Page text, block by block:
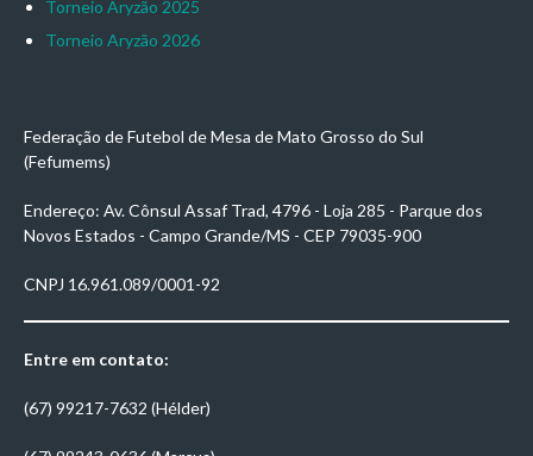
Torneio Aryzão 2025
Torneio Aryzão 2026
Federação de Futebol de Mesa de Mato Grosso do Sul
(Fefumems)
Endereço: Av. Cônsul Assaf Trad, 4796 - Loja 285 - Parque dos
Novos Estados - Campo Grande/MS - CEP 79035-900
CNPJ 16.961.089/0001-92
Entre em contato:
(67) 99217-7632 (Hélder)